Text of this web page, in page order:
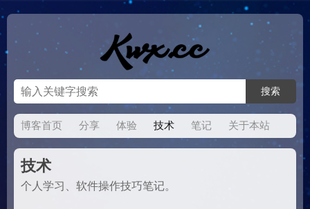
博客首页 分享 体验 技术 笔记 关于本站
技术
个人学习、软件操作技巧笔记。